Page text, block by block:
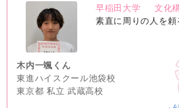
no
image
早稲田大学
文化
素直に周りの人を
木内一颯くん
東進ハイスクール池袋校
東京都 私立 武蔵高校